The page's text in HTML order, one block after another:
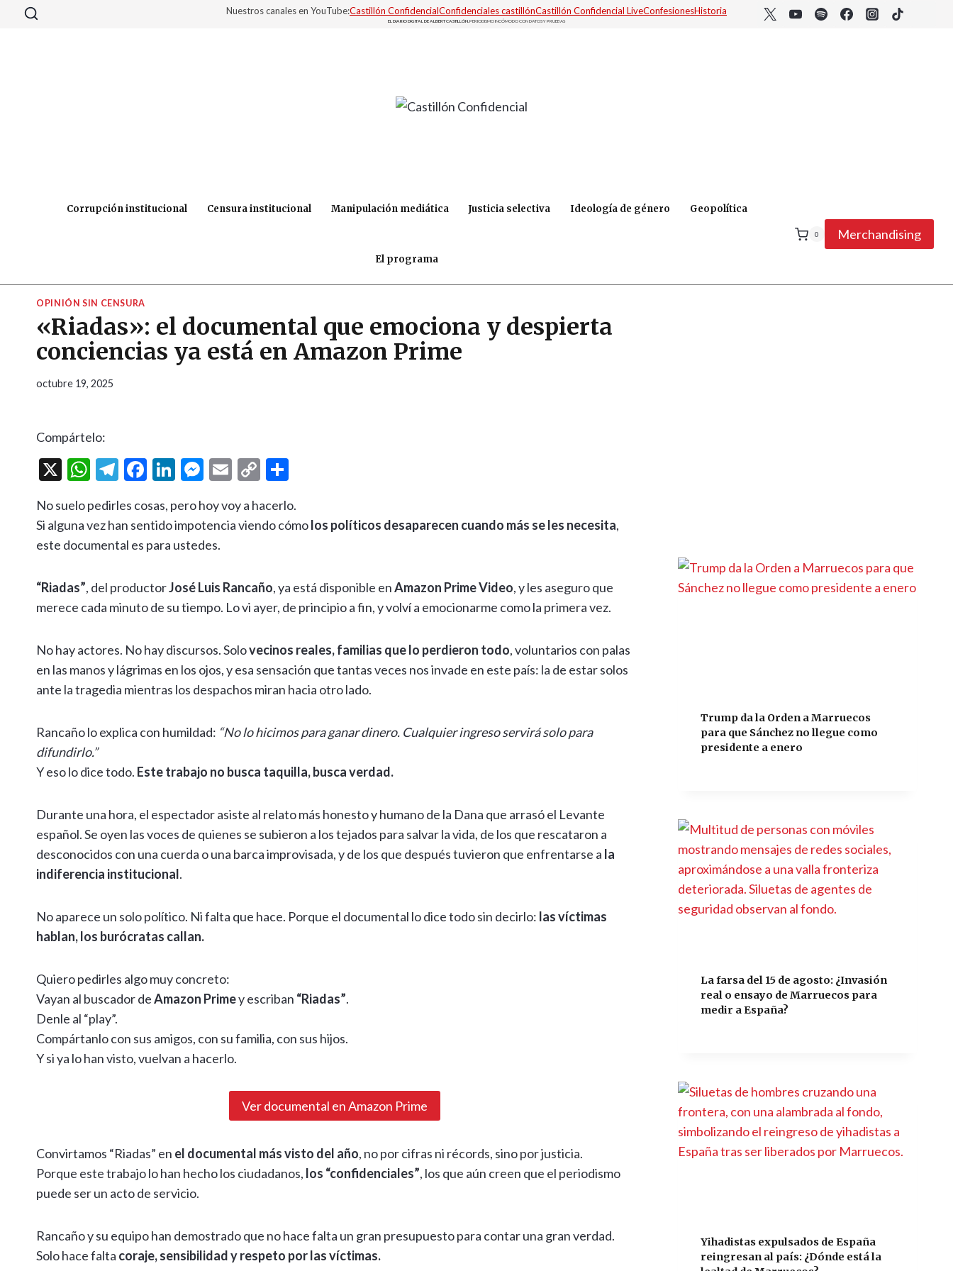
Saltar
Nuestros canales en YouTube:Castillón ConfidencialConfidenciales castillónCastillón Confidencial LiveConfesionesHistoria
EL DIARIO DIGITAL DE ALBERT CASTILLÓN. PERIODISMO INCÓMODO CON DATOS Y PRUEBAS
Corrupción institucional Censura institucional Manipulación mediática Justicia selectiva Ideología de género Geopolítica
El programa
0 Merchandising
OPINIÓN SIN CENSURA
«Riadas»: el documental que emociona y despierta
conciencias ya está en Amazon Prime
octubre 19, 2025
Compártelo:
X
W
at
s
p
p
T
e
gr
m
F
e
b
o
o
k
Li
ke
dI
M
se
n
er
E
ai
l
C
p
y
n
k
m
p
ti
r
No suelo pedirles cosas, pero hoy voy a hacerlo.
Si alguna vez han sentido impotencia viendo cómolos políticos desaparecen cuando más se les necesita,
este documental es para ustedes.
“Riadas”, del productorJosé Luis Rancaño, ya está disponible enAmazon Prime Video, y les aseguro que
merece cada minuto de su tiempo. Lo vi ayer, de principio a fin, y volví a emocionarme como la primera vez.
No hay actores. No hay discursos. Solovecinos reales, familias que lo perdieron todo, voluntarios con palas
en las manos y lágrimas en los ojos, y esa sensación que tantas veces nos invade en este país: la de estar solos
ante la tragedia mientras los despachos miran hacia otro lado.
Rancaño lo explica con humildad: “No lo hicimos para ganar dinero. Cualquier ingreso servirá solo para
difundirlo.”
Y eso lo dice todo. Este trabajo no busca taquilla, busca verdad.
Durante una hora, el espectador asiste al relato más honesto y humano de la Dana que arrasó el Levante
español. Se oyen las voces de quienes se subieron a los tejados para salvar la vida, de los que rescataron a
desconocidos con una cuerda o una barca improvisada, y de los que después tuvieron que enfrentarse a la
indiferencia institucional.
No aparece un solo político. Ni falta que hace. Porque el documental lo dice todo sin decirlo: las víctimas
hablan, los burócratas callan.
Quiero pedirles algo muy concreto:
Vayan al buscador deAmazon Primey escriban “Riadas”.
Denle al “play”.
Compártanlo con sus amigos, con su familia, con sus hijos.
Y si ya lo han visto, vuelvan a hacerlo.
Ver documental en Amazon Prime
Convirtamos “Riadas” en el documental más visto del año, no por cifras ni récords, sino por justicia.
Porque este trabajo lo han hecho los ciudadanos, los “confidenciales”, los que aún creen que el periodismo
puede ser un acto de servicio.
Rancaño y su equipo han demostrado que no hace falta un gran presupuesto para contar una gran verdad.
Solo hace falta coraje, sensibilidad y respeto por las víctimas.
Trump da la Orden a Marruecos
para que Sánchez no llegue como
presidente a enero
La farsa del 15 de agosto: ¿Invasión
real o ensayo de Marruecos para
medir a España?
Yihadistas expulsados de España
reingresan al país: ¿Dónde está la